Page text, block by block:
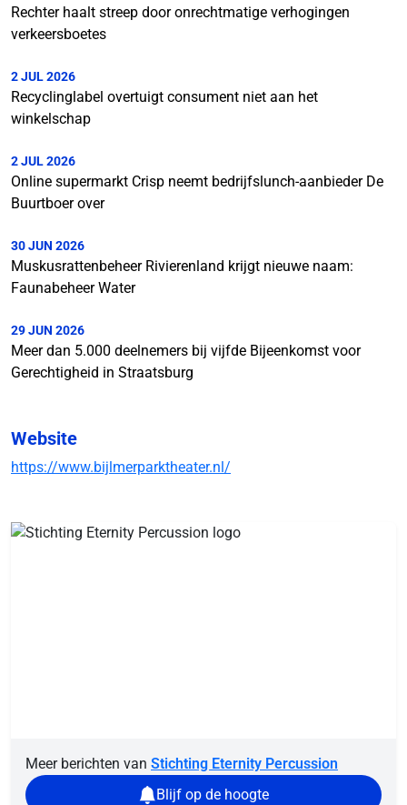
Rechter haalt streep door onrechtmatige verhogingen
verkeersboetes
2 JUL 2026
Recyclinglabel overtuigt consument niet aan het
winkelschap
2 JUL 2026
Online supermarkt Crisp neemt bedrijfslunch-aanbieder De
Buurtboer over
30 JUN 2026
Muskusrattenbeheer Rivierenland krijgt nieuwe naam:
Faunabeheer Water
29 JUN 2026
Meer dan 5.000 deelnemers bij vijfde Bijeenkomst voor
Gerechtigheid in Straatsburg
Website
https://www.bijlmerparktheater.nl/
Meer berichten van Stichting Eternity Percussion
Blijf op de hoogte